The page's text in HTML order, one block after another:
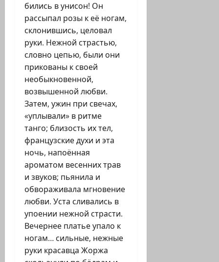
бились в унисон! Он
рассыпал розы к её ногам,
склонившись, целовал
руки. Нежной страстью,
словно цепью, были они
прикованы к своей
необыкновенной,
возвышенной любви.
Затем, ужин при свечах,
«уплывали» в ритме
танго; близость их тел,
французские духи и эта
ночь, напоённая
ароматом весенних трав
и звуков; пьянила и
обвораживала мгновение
любви. Уста сливались в
упоении нежной страсти.
Вечернее платье упало к
ногам… сильные, нежные
руки красавца Жоржа